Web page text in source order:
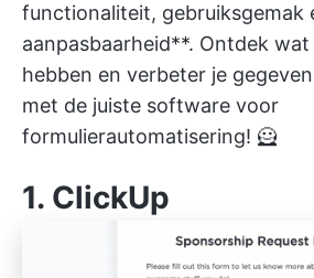
functionaliteit, gebruiksgemak
aanpasbaarheid**. Ontdek
hebben en verbeter je
met de juiste software voor
formulierautomatisering! 🦸
1. ClickUp